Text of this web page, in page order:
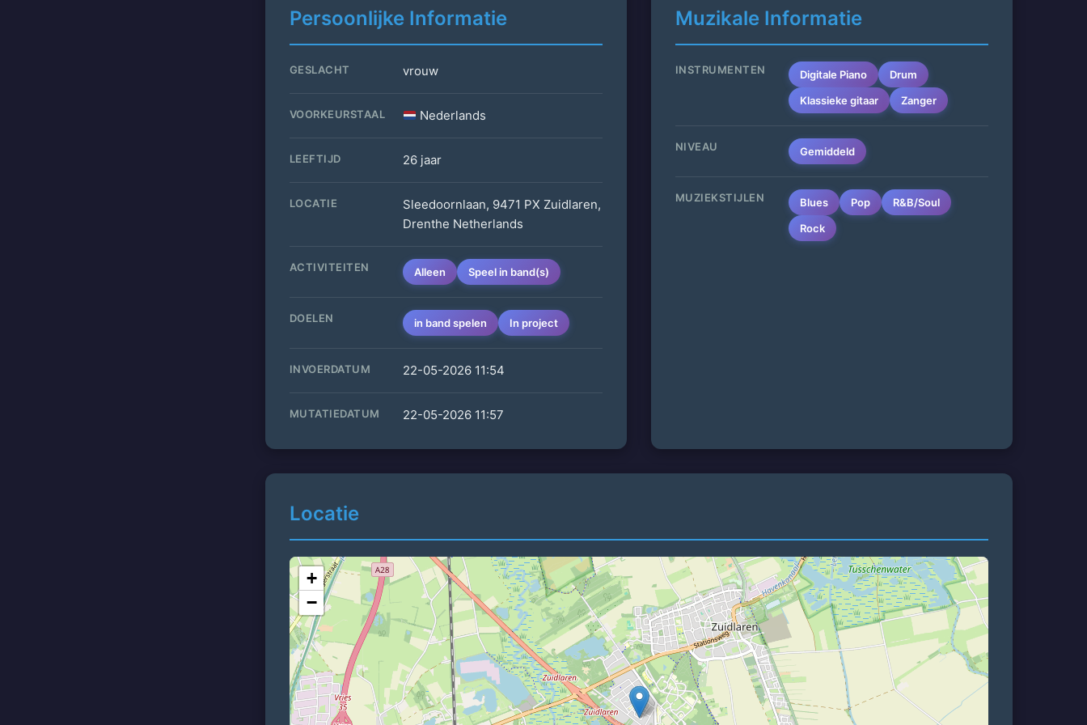
Persoonlijke Informatie
GESLACHT vrouw
VOORKEURSTAAL Nederlands
LEEFTIJD 26 jaar
LOCATIE
Sleedoornlaan, 9471 PX Zuidlaren,
Drenthe Netherlands
ACTIVITEITEN Alleen Speel in band(s)
DOELEN in band spelen In project
INVOERDATUM 22-05-2026 11:54
MUTATIEDATUM 22-05-2026 11:57
Muzikale Informatie
INSTRUMENTEN Digitale Piano
Drum
Klassieke gitaar
Zanger
NIVEAU Gemiddeld
MUZIEKSTIJLEN Blues Pop
R&B/Soul
Rock
Locatie
+
−